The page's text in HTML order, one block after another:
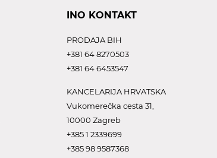
INO KONTAKT
PRODAJA BIH
+381 64 8270503
+381 64 6453547
KANCELARIJA HRVATSKA
Vukomerečka cesta 31,
10000 Zagreb
+385 1 2339699
+385 98 9587368